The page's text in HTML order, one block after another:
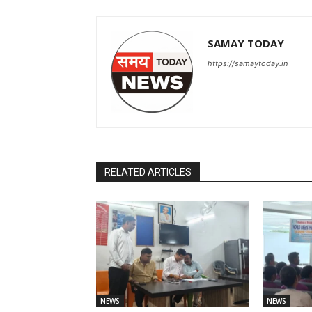
SAMAY TODAY
https://samaytoday.in
RELATED ARTICLES
NEWS NEWS